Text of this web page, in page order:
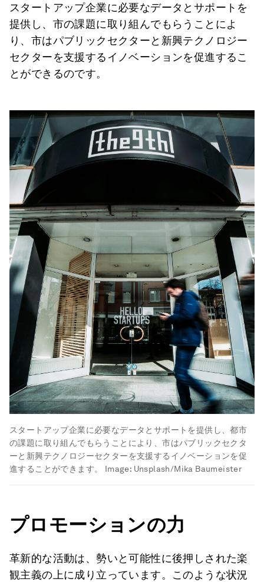
スタートアップ企業に必要なデータとサポートを
提供し、市の課題に取り組んでもらうことによ
り、市はパブリックセクターと新興テクノロジー
セクターを支援するイノベーションを促進するこ
とができるのです。
スタートアップ企業に必要なデータとサポートを提供し、都市
の課題に取り組んでもらうことにより、市はパブリックセクタ
ーと新興テクノロジーセクターを支援するイノベーションを促
進することができます。
Image: Unsplash/Mika Baumeister
プロモーションの力
革新的な活動は、勢いと可能性に後押しされた楽
観主義の上に成り立っています。このような状況